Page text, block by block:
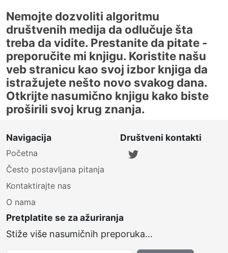
Nemojte dozvoliti algoritmu
društvenih medija da odlučuje šta
treba da vidite. Prestanite da pitate -
preporučite mi knjigu. Koristite našu
veb stranicu kao svoj izbor knjiga da
istražujete nešto novo svakog dana.
Otkrijte nasumično knjigu kako biste
proširili svoj krug znanja.
Navigacija
Početna
Često postavljana pitanja
Kontaktirajte nas
O nama
Društveni kontakti
Pretplatite se za ažuriranja
Stiže više nasumičnih preporuka...